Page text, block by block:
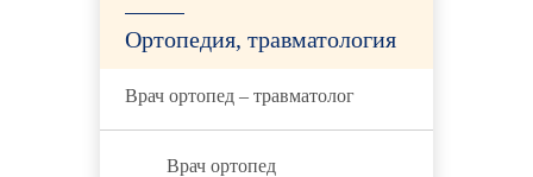
Ортопедия, травматология
Врач ортопед – травматолог
Врач ортопед